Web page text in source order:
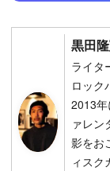
黒田
ライタ
ロック
2013
ァレン
影をお
ィスク